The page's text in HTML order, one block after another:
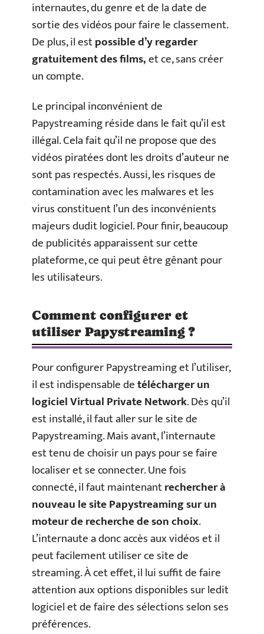
internautes, du genre et de la date de
sortie des vidéos pour faire le classement.
De plus, il estpossible d’y regarder
gratuitement des films,et ce, sans créer
un compte.
Le principal inconvénient de
Papystreaming réside dans le fait qu’il est
illégal. Cela fait qu’il ne propose que des
vidéos piratées dont les droits d’auteur ne
sont pas respectés. Aussi, les risques de
contamination avec les malwares et les
virus constituent l’un des inconvénients
majeurs dudit logiciel. Pour finir, beaucoup
de publicités apparaissent sur cette
plateforme, ce qui peut être gênant pour
les utilisateurs.
Comment configurer et
utiliser Papystreaming ?
Pour configurer Papystreaming et l’utiliser,
il est indispensable detélécharger un
logiciel Virtual Private Network. Dès qu’il
est installé, il faut aller sur le site de
Papystreaming. Mais avant, l’internaute
est tenu de choisir un pays pour se faire
localiser et se connecter. Une fois
connecté, il faut maintenantrechercher à
nouveau le site Papystreaming sur un
moteur de recherche de son choix.
L’internaute a donc accès aux vidéos et il
peut facilement utiliser ce site de
streaming. À cet effet, il lui suffit de faire
attention aux options disponibles sur ledit
logiciel et de faire des sélections selon ses
préférences.